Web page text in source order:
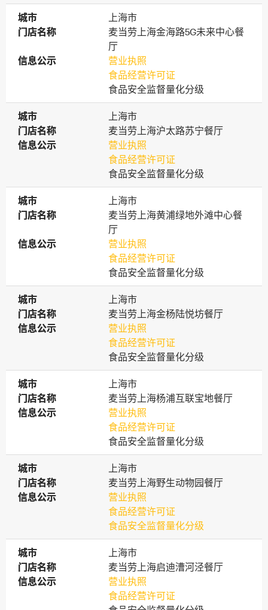
城市
城市
上海市
门店名称
门店名称
麦当劳上海金海路5G未来中心餐
厅
信息公示
信息公示
营业执照
食品经营许可证
食品安全监督量化分级
城市
城市
上海市
门店名称
门店名称
麦当劳上海沪太路苏宁餐厅
信息公示
信息公示
营业执照
食品经营许可证
食品安全监督量化分级
城市
城市
上海市
门店名称
门店名称
麦当劳上海黄浦绿地外滩中心餐
厅
信息公示
信息公示
营业执照
食品经营许可证
食品安全监督量化分级
城市
城市
上海市
门店名称
门店名称
麦当劳上海金杨陆悦坊餐厅
信息公示
信息公示
营业执照
食品经营许可证
食品安全监督量化分级
城市
城市
上海市
门店名称
门店名称
麦当劳上海杨浦互联宝地餐厅
信息公示
信息公示
营业执照
食品经营许可证
食品安全监督量化分级
城市
城市
上海市
门店名称
门店名称
麦当劳上海野生动物园餐厅
信息公示
信息公示
营业执照
食品经营许可证
食品安全监督量化分级
城市
城市
上海市
门店名称
门店名称
麦当劳上海启迪漕河泾餐厅
信息公示
信息公示
营业执照
食品经营许可证